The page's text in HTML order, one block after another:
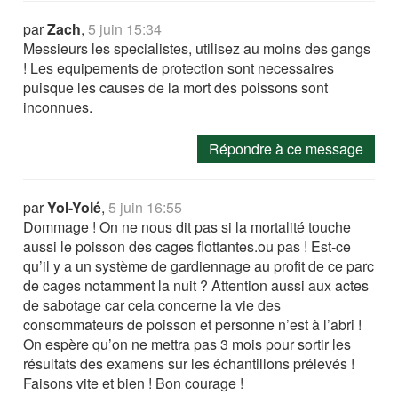
parZach,5 juin 15:34
Messieurs les specialistes, utilisez au moins des gangs
! Les equipements de protection sont necessaires
puisque les causes de la mort des poissons sont
inconnues.
Répondre à ce message
parYol-Yolé,5 juin 16:55
Dommage ! On ne nous dit pas si la mortalité touche
aussi le poisson des cages flottantes.ou pas ! Est-ce
qu’il y a un système de gardiennage au profit de ce parc
de cages notamment la nuit ? Attention aussi aux actes
de sabotage car cela concerne la vie des
consommateurs de poisson et personne n’est à l’abri !
On espère qu’on ne mettra pas 3 mois pour sortir les
résultats des examens sur les échantillons prélevés !
Faisons vite et bien ! Bon courage !